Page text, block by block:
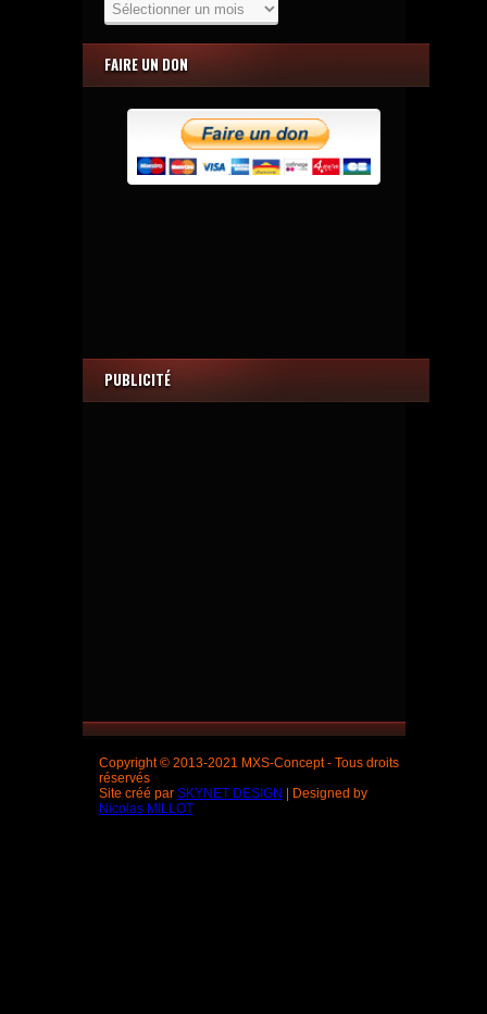
FAIRE UN DON
PUBLICITÉ
Copyright © 2013-2021 MXS-Concept - Tous droits
réservés
Site créé par SKYNET DESIGN
| Designed by
Nicolas MILLOT